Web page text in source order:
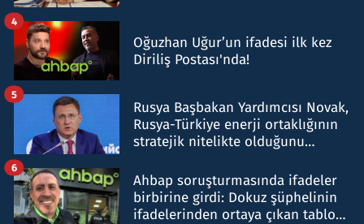
Oğuzhan Uğur’un ifadesi ilk kez
Diriliş Postası'nda!
4
Rusya Başbakan Yardımcısı Novak,
Rusya-Türkiye enerji ortaklığının
stratejik nitelikte olduğunu
5
Ahbap soruşturmasında ifadeler
birbirine girdi: Dokuz şüphelinin
ifadelerinden ortaya çıkan tablo
6